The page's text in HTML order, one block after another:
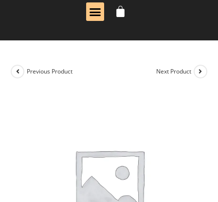
Previous Product Next Product